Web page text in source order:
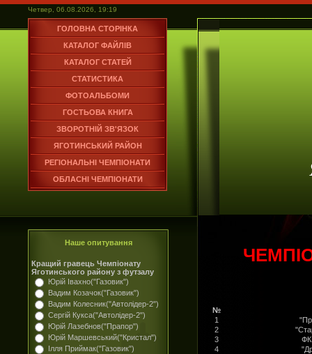
Четвер, 06.08.2026, 19:19
ГОЛОВНА СТОРІНКА
КАТАЛОГ ФАЙЛІВ
КАТАЛОГ СТАТЕЙ
СТАТИСТИКА
ФОТОАЛЬБОМИ
ГОСТЬОВА КНИГА
ЗВОРОТНІЙ ЗВ'ЯЗОК
ЯГОТИНСЬКИЙ РАЙОН
РЕГІОНАЛЬНІ ЧЕМПІОНАТИ
ОБЛАСНІ ЧЕМПІОНАТИ
Наше опитування
Кращий гравець Чемпіонату
Яготинського району з футзалу
Юрій Івахно("Газовик")
Вадим Козачок("Газовик")
Вадим Колесник("Автолідер-2")
Сергій Кукса("Автолідер-2")
Юрій Лазебнов("Прапор")
Юрій Маршевський("Кристал")
Ілля Приймак("Газовик")
№
1
2
3
ФК
4